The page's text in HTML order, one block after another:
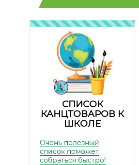
СПИСОК
КАНЦТОВАРОВ К
ШКОЛЕ
Очень полезный
список поможет
собраться быстро!